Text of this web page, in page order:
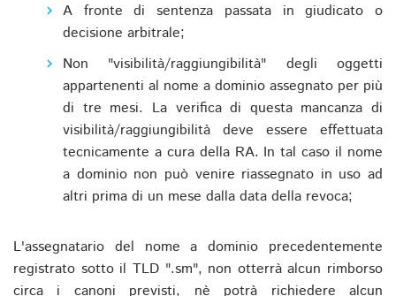
A fronte di sentenza passata in giudicato o
decisione arbitrale;
Non "visibilità/raggiungibilità" degli oggetti
appartenenti al nome a dominio assegnato per più
di tre mesi. La verifica di questa mancanza di
visibilità/raggiungibilità deve essere effettuata
tecnicamente a cura della RA. In tal caso il nome
a dominio non può venire riassegnato in uso ad
altri prima di un mese dalla data della revoca;
L'assegnatario del nome a dominio precedentemente
registrato sotto il TLD ".sm", non otterrà alcun rimborso
circa i canoni previsti, nè potrà richiedere alcun